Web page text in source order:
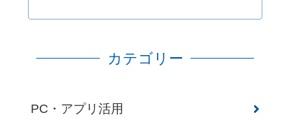
カテゴリー
PC・アプリ活用